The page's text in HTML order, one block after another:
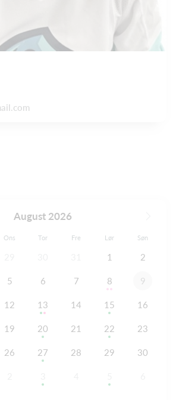
August 2026
Ons Tor Fre Lør Søn
1 2
5 6 7 8 9
12 13 14 15 16
19 20 21 22 23
26 27 28 29 30